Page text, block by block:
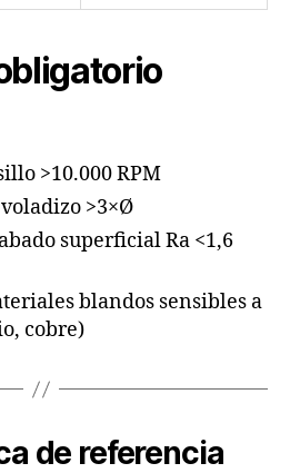
>10.000 RPM
>3×Ø
superficial Ra <1,6
blandos sensibles a
cobre)
de referencia